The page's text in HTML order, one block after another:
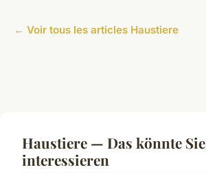
← Voir tous les articles Haustiere
Haustiere — Das könnte Sie
interessieren